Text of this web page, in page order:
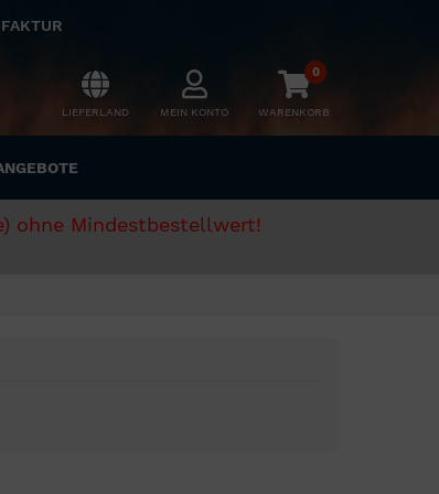
LIEFERLAND MEIN KONTO
0
WARENKORB
ohne Mindestbestellwert!